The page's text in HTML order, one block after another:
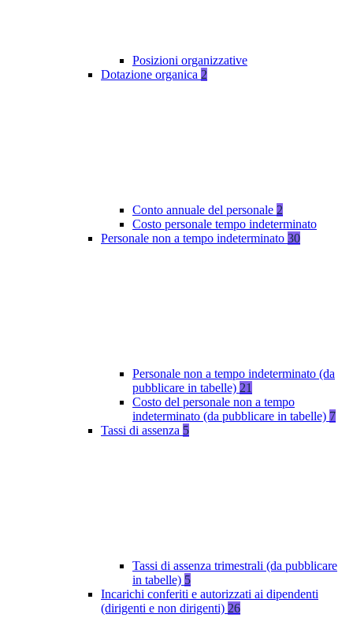
Posizioni organizzative
Dotazione organica 2
Conto annuale del personale 2
Costo personale tempo indeterminato
Personale non a tempo indeterminato 30
Personale non a tempo indeterminato (da
pubblicare in tabelle) 21
Costo del personale non a tempo
indeterminato (da pubblicare in tabelle) 7
Tassi di assenza 5
Tassi di assenza trimestrali (da pubblicare
in tabelle) 5
Incarichi conferiti e autorizzati ai dipendenti
(dirigenti e non dirigenti) 26